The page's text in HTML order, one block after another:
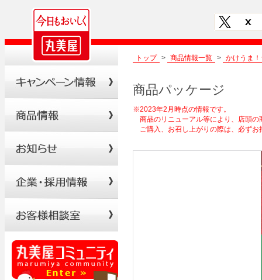
トップ > 商品情報一覧 > かけうま
商品パッケージ
※2023年2月時点の情報です。
商品のリニューアル等により、店頭の
ご購入、お召し上がりの際は、必ずお